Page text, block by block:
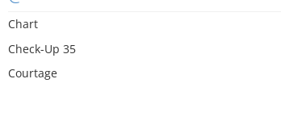
Chart
Check-Up 35
Courtage